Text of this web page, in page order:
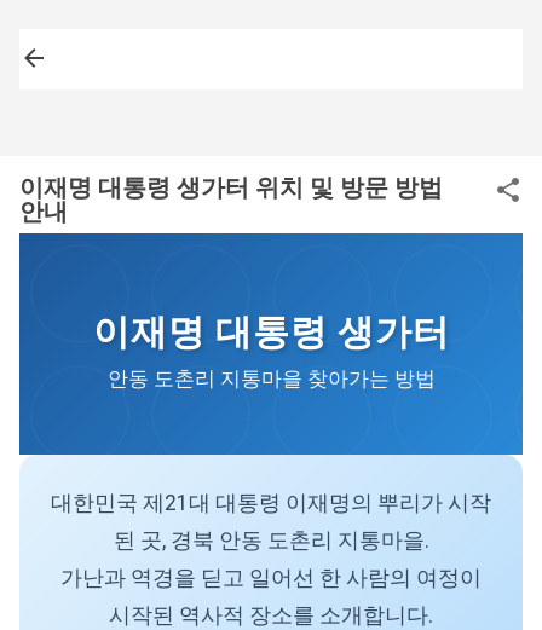
이재명 대통령 생가터 위치 및 방문 방법
안내
이재명 대통령 생가터
안동 도촌리 지통마을 찾아가는 방법
대한민국 제21대 대통령 이재명의 뿌리가 시작
된 곳, 경북 안동 도촌리 지통마을.
가난과 역경을 딛고 일어선 한 사람의 여정이
시작된 역사적 장소를 소개합니다.